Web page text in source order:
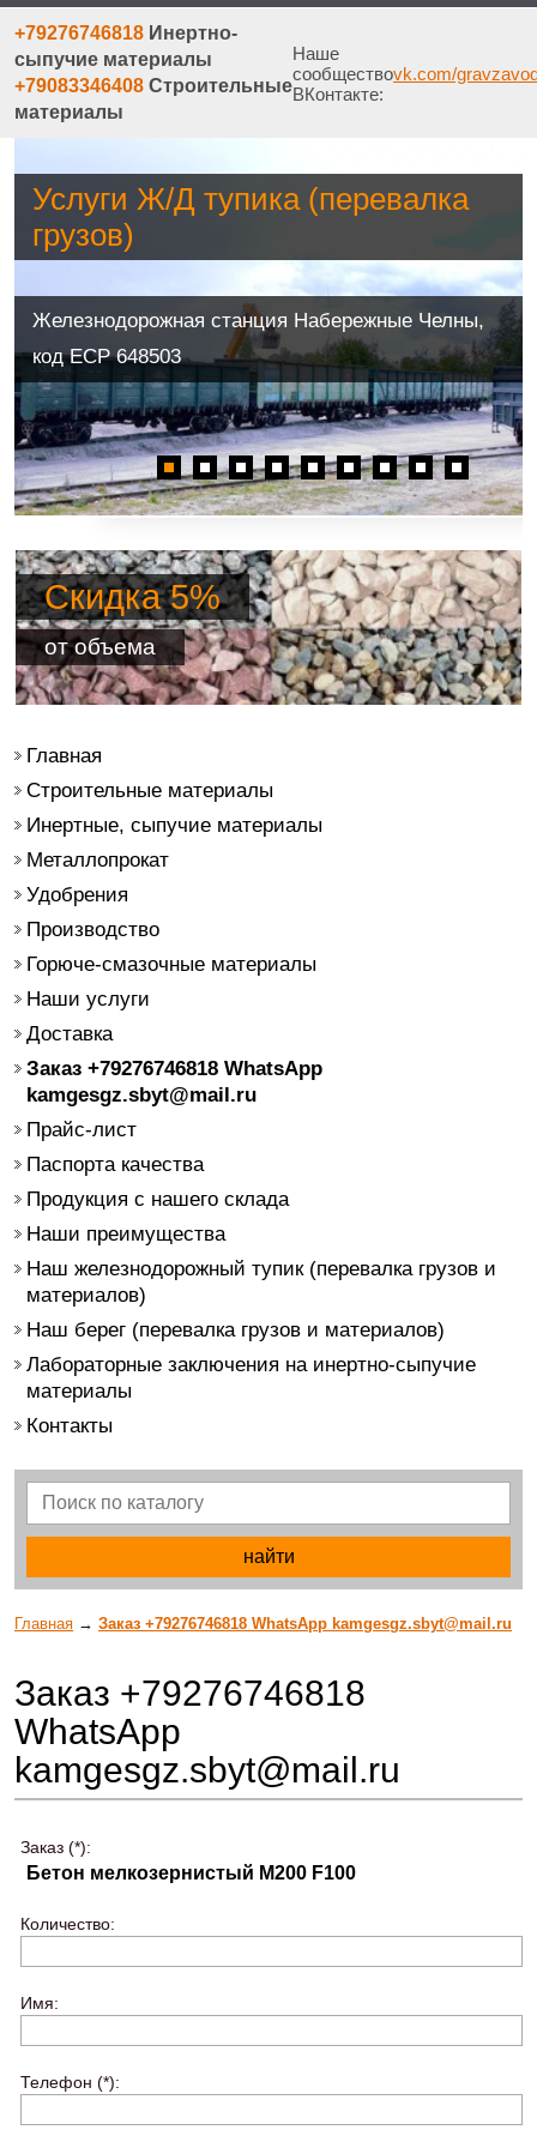
+79276746818 Инертно-
сыпучие материалы
+79083346408 Строительные
материалы
Наше
сообщество
ВКонтакте:
vk.com/
Услуги Ж/Д тупика (перевалка
грузов)
Железнодорожная станция Набережные Челны,
код ЕСР 648503
Скидка 5%
от объема
Главная
Строительные материалы
Инертные, сыпучие материалы
Металлопрокат
Удобрения
Производство
Горюче-смазочные материалы
Наши услуги
Доставка
Заказ +79276746818 WhatsApp
kamgesgz.sbyt@mail.ru
Прайс-лист
Паспорта качества
Продукция с нашего склада
Наши преимущества
Наш железнодорожный тупик (перевалка грузов и
материалов)
Наш берег (перевалка грузов и материалов)
Лабораторные заключения на инертно-сыпучие
материалы
Контакты
Главная → Заказ +79276746818 WhatsApp kamgesgz.sbyt@mail.ru
Заказ +79276746818
WhatsApp
kamgesgz.sbyt@mail.ru
Заказ (*):
Количество:
Имя:
Телефон (*):